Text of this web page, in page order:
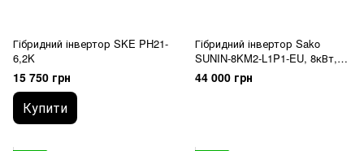
Гібридний інвертор SKE PH21-
6,2K
15 750 грн
Купити
Гібридний інвертор Sako
SUNIN-8KM2-L1P1-EU, 8кВт,
1фаза
44 000 грн